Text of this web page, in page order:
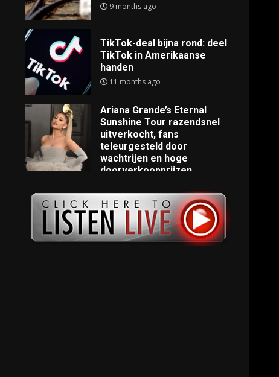
9 months ago
TikTok-deal bijna rond: deel
TikTok in Amerikaanse
handen
11 months ago
Ariana Grande’s Eternal
Sunshine Tour razendsnel
uitverkocht, fans
teleurgesteld door
wachtrijen en hoge
doorverkoopprijzen